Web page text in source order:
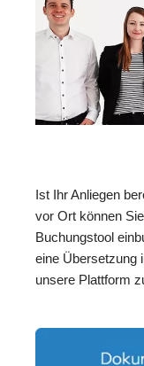
Ist Ihr Anliegen
vor Ort können
Buchungstool
eine Übersetzung
unsere Plattform